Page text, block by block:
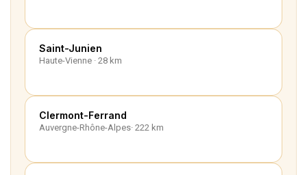
Saint-Junien
Haute-Vienne · 28 km
Clermont-Ferrand
Auvergne-Rhône-Alpes· 222 km